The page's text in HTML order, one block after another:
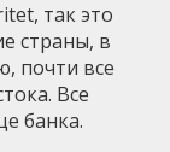
так это
страны, в
почти все
Все
банка.